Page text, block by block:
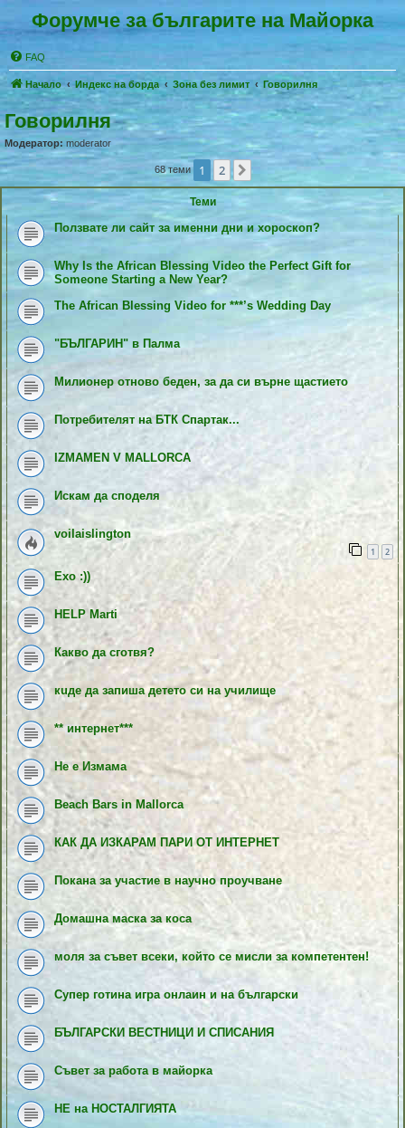
Форумче за българите на Майорка
FAQ
Начало Индекс на борда Зона без лимит Говорилня
Говорилня
Модератор: moderator
68 теми 1 2 Следващ
Теми
Ползвате ли сайт за именни дни и хороскоп?
Why Is the African Blessing Video the Perfect Gift for
Someone Starting a New Year?
The African Blessing Video for ***’s Wedding Day
"БЪЛГАРИН" в Палма
Милионер отново беден, за да си върне щастието
Потребителят на БТК Спартак...
IZMAMEN V MALLORCA
Искам да споделя
voilaislington
1 2
Ехо :))
HELP Marti
Какво да сготвя?
кuде да запиша детето си на училище
** интернет***
Не е Измама
Beach Bars in Mallorca
КАК ДА ИЗКАРАМ ПАРИ ОТ ИНТЕРНЕТ
Покана за участие в научно проучване
Домашна маска за коса
моля за съвет всеки, който се мисли за компетентен!
Супер готина игра онлаин и на български
БЪЛГАРСКИ ВЕСТНИЦИ И СПИСАНИЯ
Съвет за работа в майорка
НЕ на НОСТАЛГИЯТА